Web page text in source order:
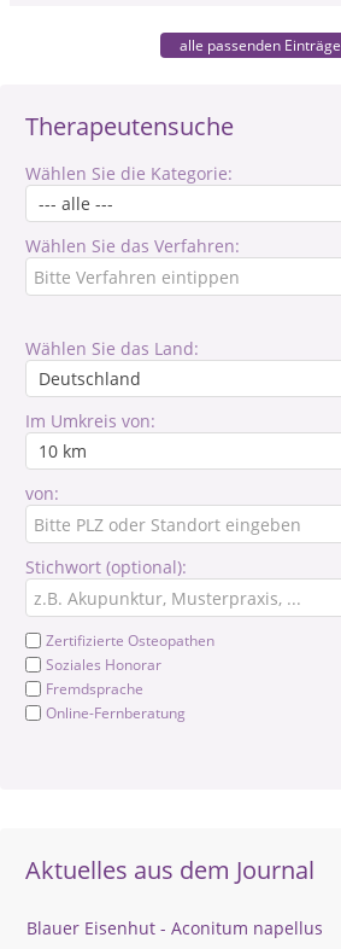
Therapeutensuche
Wählen Sie die Kategorie:
Wählen Sie das Verfahren:
Wählen Sie das Land:
Im Umkreis von:
von:
Stichwort (optional):
Zertifizierte Osteopathen
Soziales Honorar
Fremdsprache
Online-Fernberatung
Aktuelles aus dem Journal
Blauer Eisenhut - Aconitum napellus
alle passenden Einträge